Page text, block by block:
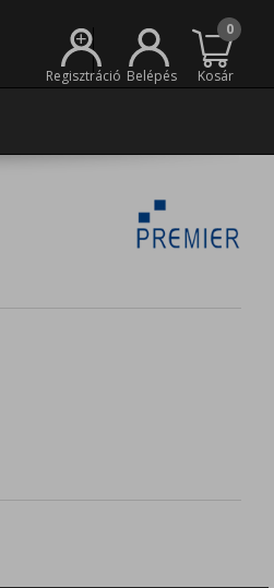
+
Regisztráció Belépés
0
Kosár